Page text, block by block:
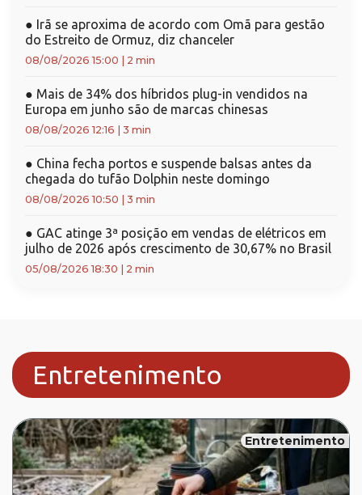
● Irã se aproxima de acordo com Omã para gestão
do Estreito de Ormuz, diz chanceler
08/08/2026 15:00 2 min
● Mais de 34% dos híbridos plug-in vendidos na
Europa em junho são de marcas chinesas
08/08/2026 12:16 3 min
● China fecha portos e suspende balsas antes da
chegada do tufão Dolphin neste domingo
08/08/2026 10:50 3 min
● GAC atinge 3ª posição em vendas de elétricos em
julho de 2026 após crescimento de 30,67% no Brasil
05/08/2026 18:30 2 min
Entretenimento
Entretenimento